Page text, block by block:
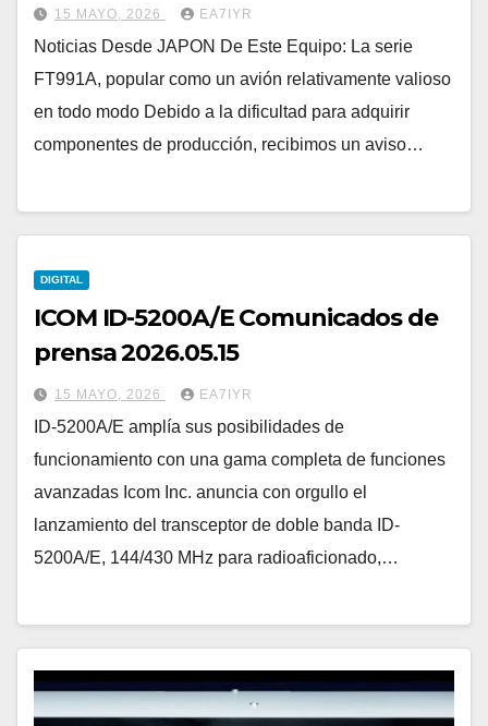
15 MAYO, 2026 EA7IYR
Noticias Desde JAPON De Este Equipo: La serie
FT991A, popular como un avión relativamente valioso
en todo modo Debido a la dificultad para adquirir
componentes de producción, recibimos un aviso…
DIGITAL
ICOM ID-5200A/E Comunicados de
prensa 2026.05.15
15 MAYO, 2026 EA7IYR
ID-5200A/E amplía sus posibilidades de
funcionamiento con una gama completa de funciones
avanzadas Icom Inc. anuncia con orgullo el
lanzamiento del transceptor de doble banda ID-
5200A/E, 144/430 MHz para radioaficionado,…